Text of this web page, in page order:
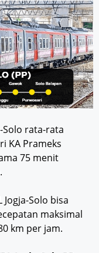
Solo rata-rata
KA Prameks
75 menit
Solo bisa
maksimal
km per jam.